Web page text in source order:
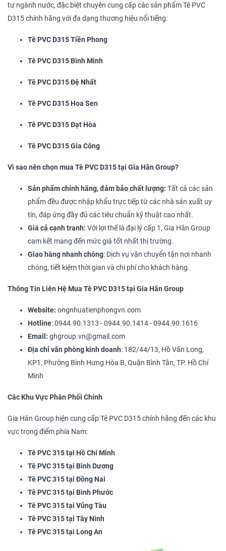
tư ngành nước, đặc biệt chuyên cung cấp các sản phẩm Tê PVC
D315 chính hãng với đa dạng thương hiệu nổi tiếng:
Tê PVC D315 Tiền Phong
Tê PVC D315 Bình Minh
Tê PVC D315 Đệ Nhất
Tê PVC D315 Hoa Sen
Tê PVC D315 Đạt Hòa
Tê PVC D315 Gia Công
Vì sao nên chọn mua Tê PVC D315 tại Gia Hân Group?
Sản phẩm chính hãng, đảm bảo chất lượng: Tất cả các sản
phẩm đều được nhập khẩu trực tiếp từ các nhà sản xuất uy
tín, đáp ứng đầy đủ các tiêu chuẩn kỹ thuật cao nhất.
Giá cả cạnh tranh: Với lợi thế là đại lý cấp 1, Gia Hân Group
cam kết mang đến mức giá tốt nhất thị trường.
Giao hàng nhanh chóng: Dịch vụ vận chuyển tận nơi nhanh
chóng, tiết kiệm thời gian và chi phí cho khách hàng.
Thông Tin Liên Hệ Mua Tê PVC D315 tại Gia Hân Group
Website: ongnhuatienphongvn.com
Hotline: 0944.90.1313 - 0944.90.1414 - 0944.90.1616
Email: ghgroup.vn@gmail.com
Địa chỉ văn phòng kinh doanh: 182/44/13, Hồ Văn Long,
KP1, Phường Bình Hưng Hòa B, Quận Bình Tân, TP. Hồ Chí
Minh
Các Khu Vực Phân Phối Chính
Gia Hân Group hiện cung cấp Tê PVC D315 chính hãng đến các khu
vực trọng điểm phía Nam:
Tê PVC 315 tại Hồ Chí Minh
Tê PVC 315 tại Bình Dương
Tê PVC 315 tại Đồng Nai
Tê PVC 315 tại Bình Phước
Tê PVC 315 tại Vũng Tàu
Tê PVC 315 tại Tây Ninh
Tê PVC 315 tại Long An